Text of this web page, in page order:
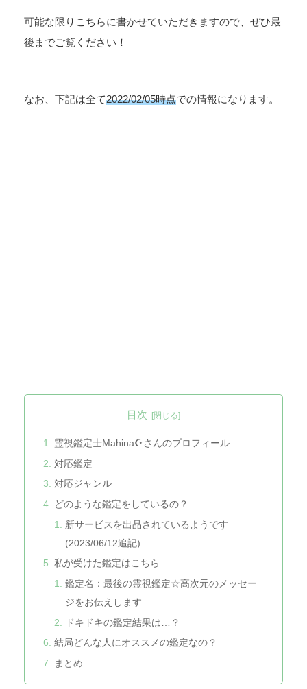
可能な限りこちらに書かせていただきますので、ぜひ最
後までご覧ください！
なお、下記は全て2022/02/05時点での情報になります。
目次
霊視鑑定士Mahina☪️さんのプロフィール
対応鑑定
対応ジャンル
どのような鑑定をしているの？
新サービスを出品されているようです
(2023/06/12追記)
私が受けた鑑定はこちら
鑑定名：最後の霊視鑑定☆高次元のメッセー
ジをお伝えします
ドキドキの鑑定結果は…？
結局どんな人にオススメの鑑定なの？
まとめ